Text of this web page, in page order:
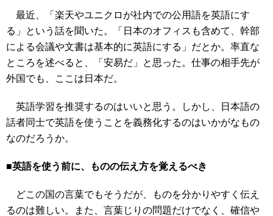
最近、「楽天やユニクロが社内での公用語を英語にす
る」という話を聞いた。「日本のオフィスも含めて、幹部
による会議や文書は基本的に英語にする」だとか。率直な
ところを述べると、「安易だ」と思った。仕事の相手先が
外国でも、ここは日本だ。
英語学習を推奨するのはいいと思う。しかし、日本語の
話者同士で英語を使うことを義務化するのはいかがなもの
なのだろうか。
■英語を使う前に、ものの伝え方を覚えるべき
どこの国の言葉でもそうだが、ものを分かりやすく伝え
るのは難しい。また、言葉じりの問題だけでなく、確信や